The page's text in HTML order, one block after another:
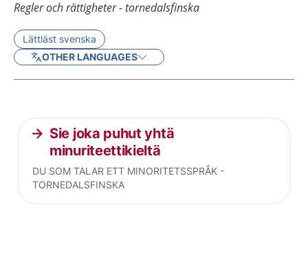
Regler och rättigheter - tornedalsfinska
Lättläst svenska
OTHER LANGUAGES
Current articles
Sie joka puhut yhtä
minuriteettikieltä
DU SOM TALAR ETT MINORITETSSPRÅK -
TORNEDALSFINSKA